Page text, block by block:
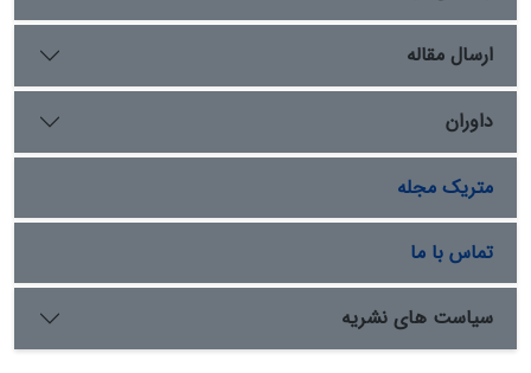
ارسال مقاله
داوران
متریک مجله
تماس با ما
سیاست های نشریه